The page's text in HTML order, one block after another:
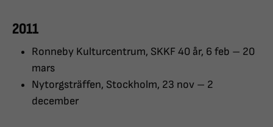
2011
Ronneby Kulturcentrum, SKKF 40 år, 6 feb – 20
mars
Nytorgsträffen, Stockholm, 23 nov – 2
december